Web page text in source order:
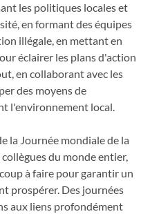
les politiques locales et
en formant des équipes
illégale, en mettant en
éclairer les plans d'action
en collaborant avec les
des moyens de
l'environnement local.
la Journée mondiale de la
du monde entier,
à faire pour garantir un
prospérer. Des journées
aux liens profondément